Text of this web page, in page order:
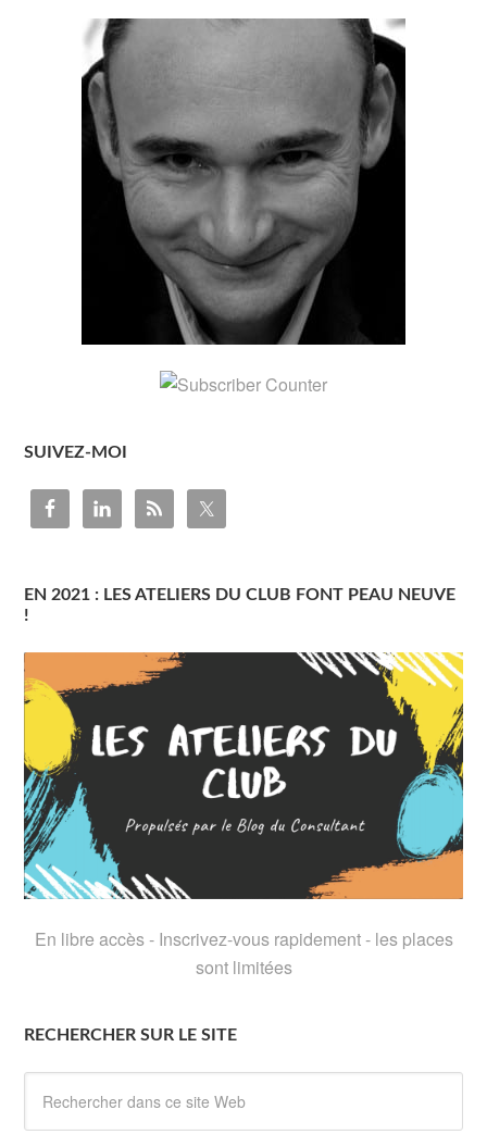
SUIVEZ-MOI
EN 2021 : LES ATELIERS DU CLUB FONT PEAU NEUVE
!
En libre accès - Inscrivez-vous rapidement - les places
sont limitées
RECHERCHER SUR LE SITE